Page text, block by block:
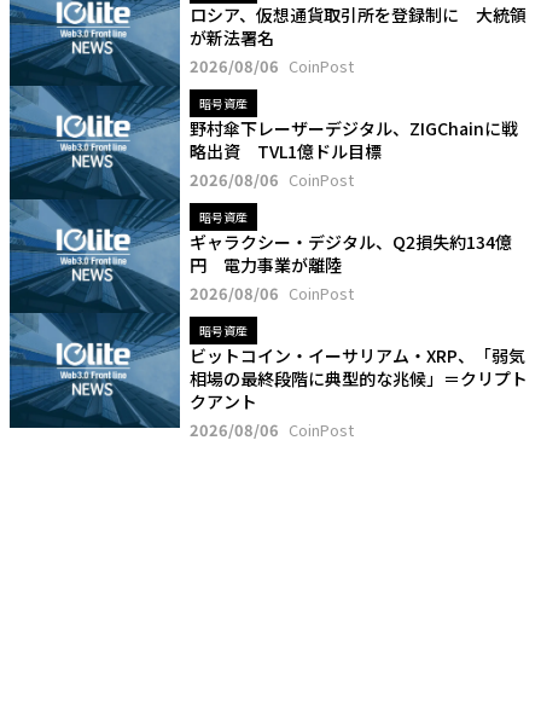
ロシア、仮想通貨取引所を登録制に 大統領
が新法署名
2026/08/06 CoinPost
暗号資産
野村傘下レーザーデジタル、ZIGChainに戦
略出資 TVL1億ドル目標
2026/08/06 CoinPost
暗号資産
ギャラクシー・デジタル、Q2損失約134億
円 電力事業が離陸
2026/08/06 CoinPost
暗号資産
ビットコイン・イーサリアム・XRP、「弱気
相場の最終段階に典型的な兆候」＝クリプト
クアント
2026/08/06 CoinPost